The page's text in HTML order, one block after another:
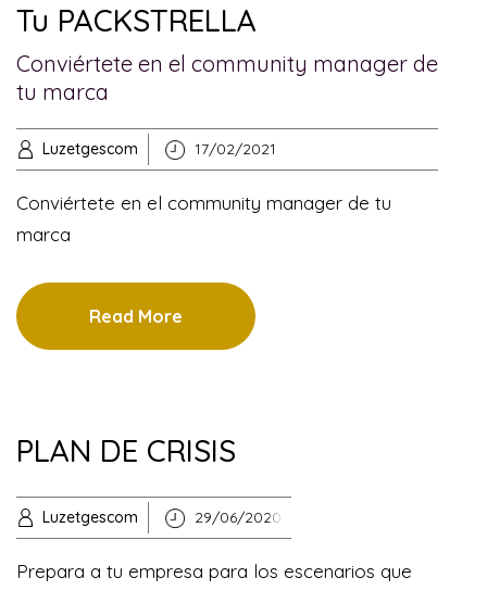
Tu PACKSTRELLA
Conviértete en el community manager de
tu marca
Luzetgescom 17/02/2021
Conviértete en el community manager de tu
marca
Read More
PLAN DE CRISIS
Luzetgescom 29/06/2020
Prepara a tu empresa para los escenarios que